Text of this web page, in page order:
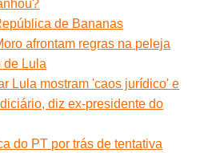
de Bananas
afrontam regras na peleja
de Lula
Lula mostram 'caos jurídico' e
diz ex-presidente do
do PT por trás de tentativa